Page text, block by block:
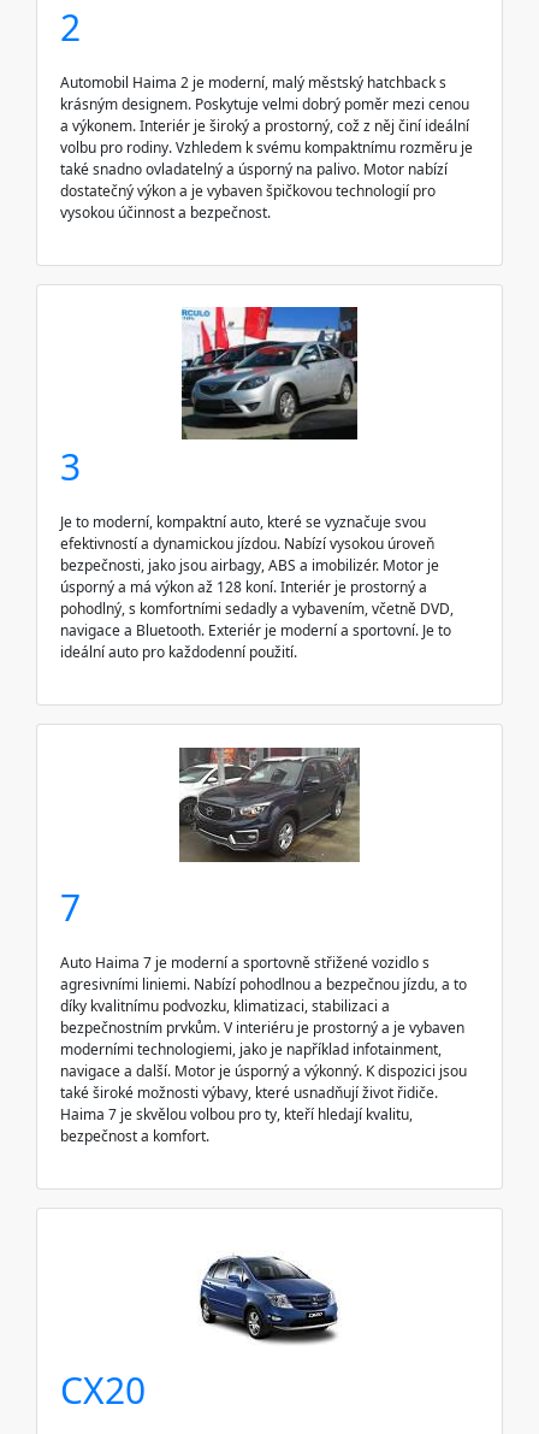
2
Automobil Haima 2 je moderní, malý městský hatchback s
krásným designem. Poskytuje velmi dobrý poměr mezi cenou
a výkonem. Interiér je široký a prostorný, což z něj činí ideální
volbu pro rodiny. Vzhledem k svému kompaktnímu rozměru je
také snadno ovladatelný a úsporný na palivo. Motor nabízí
dostatečný výkon a je vybaven špičkovou technologií pro
vysokou účinnost a bezpečnost.
3
Je to moderní, kompaktní auto, které se vyznačuje svou
efektivností a dynamickou jízdou. Nabízí vysokou úroveň
bezpečnosti, jako jsou airbagy, ABS a imobilizér. Motor je
úsporný a má výkon až 128 koní. Interiér je prostorný a
pohodlný, s komfortními sedadly a vybavením, včetně DVD,
navigace a Bluetooth. Exteriér je moderní a sportovní. Je to
ideální auto pro každodenní použití.
7
Auto Haima 7 je moderní a sportovně střižené vozidlo s
agresivními liniemi. Nabízí pohodlnou a bezpečnou jízdu, a to
díky kvalitnímu podvozku, klimatizaci, stabilizaci a
bezpečnostním prvkům. V interiéru je prostorný a je vybaven
moderními technologiemi, jako je například infotainment,
navigace a další. Motor je úsporný a výkonný. K dispozici jsou
také široké možnosti výbavy, které usnadňují život řidiče.
Haima 7 je skvělou volbou pro ty, kteří hledají kvalitu,
bezpečnost a komfort.
CX20